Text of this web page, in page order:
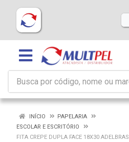
INÍCIO
PAPELARIA
ESCOLAR E ESCRITÓRIO
FITA CREPE DUPLA FACE 18X30 ADELBRAS